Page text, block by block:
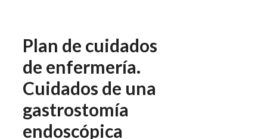
Plan de cuidados
de enfermería.
Cuidados de una
gastrostomía
endoscópica